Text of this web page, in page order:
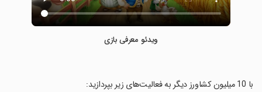
ویدئو معرفی بازی
‏با 10 میلیون کشاورز دیگر به فعالیت‌های زیر بپردازید: